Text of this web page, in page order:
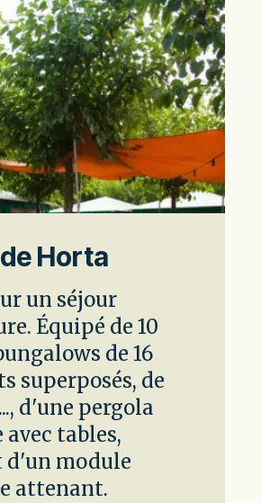
Horta
un séjour
Équipé de 10
de 16
superposés, de
d'une pergola
tables,
d'un module
attenant.